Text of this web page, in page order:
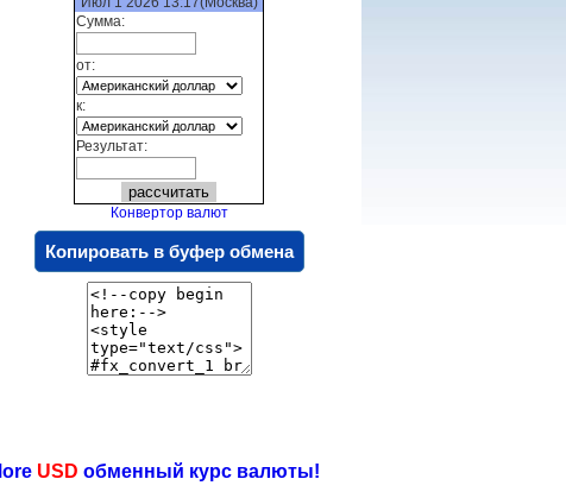
Сумма:
от:
к:
Результат:
Конвертор валют
Копировать в буфер обмена
USD обменный курс валюты!